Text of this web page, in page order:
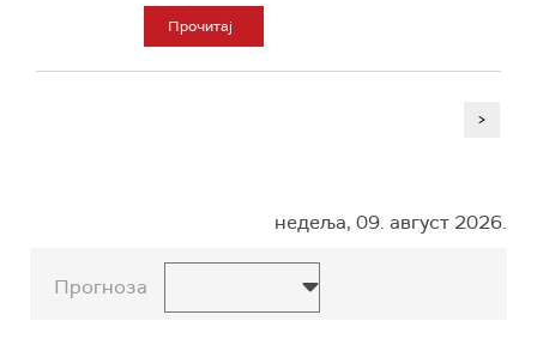
Прочитај
>
недеља, 09. август 2026.
Прогноза